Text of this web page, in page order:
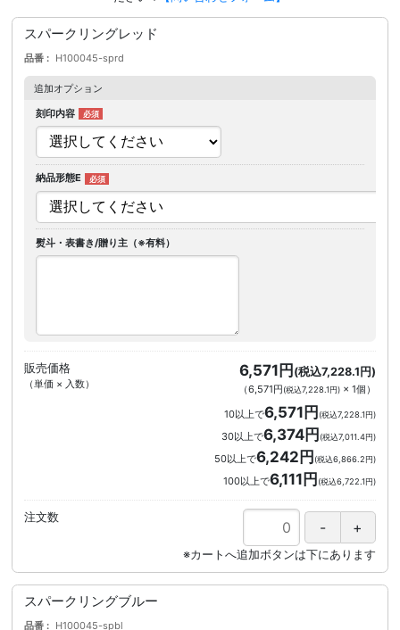
スパークリングレッド
品番 H100045-sprd
追加オプション
刻印内容
納品形態E
熨斗・表書き/贈り主（※有料）
販売価格
（単価 × 入数）
6,571円 (税込7,228.1円)
（6,571円(税込7,228.1円)× 1個 ）
10以上で6,571円(税込7,228.1円)
30以上で6,374円(税込7,011.4円)
50以上で6,242円(税込6,866.2円)
100以上で6,111円(税込6,722.1円)
注文数
スパークリングブルー
品番 H100045-spbl